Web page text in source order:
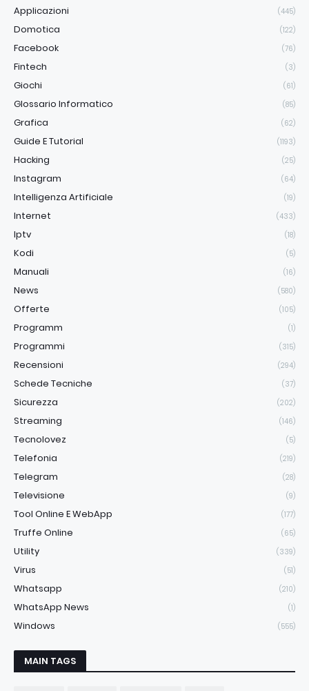
Applicazioni (445)
Domotica (122)
Facebook (76)
Fintech (3)
Giochi (61)
Glossario Informatico (85)
Grafica (62)
Guide E Tutorial (1193)
Hacking (25)
Instagram (64)
Intelligenza Artificiale (19)
Internet (433)
Iptv (18)
Kodi (5)
Manuali (16)
News (580)
Offerte (105)
Programm (1)
Programmi (315)
Recensioni (294)
Schede Tecniche (37)
Sicurezza (202)
Streaming (146)
Tecnolovez (5)
Telefonia (219)
Telegram (28)
Televisione (9)
Tool Online E WebApp (177)
Truffe Online (65)
Utility (339)
Virus (51)
Whatsapp (210)
WhatsApp News (1)
Windows (555)
MAIN TAGS